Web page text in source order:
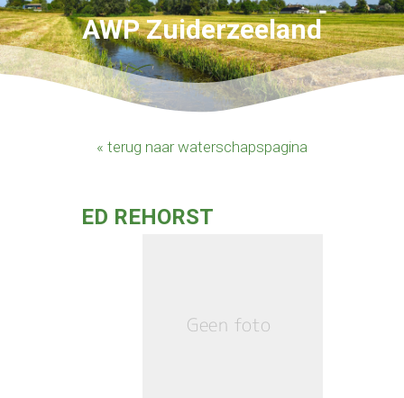
AWP Zuiderzeeland
« terug naar waterschapspagina
ED REHORST